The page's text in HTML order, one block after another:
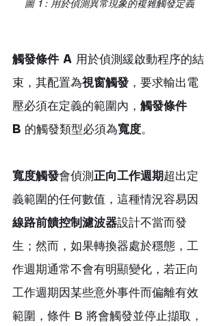
圖 1：用於偵測異常現象的複雜觸發定義
觸發條件 A 用於偵測緩啟動程序的結
束，其配置為視窗觸發 ，要求輸出電
壓必須在定義的範圍內， 觸發條件
B 的觸發類型必須為寬度。
寬度觸發會偵測 正向工作週期超出定
義範圍的任何數值，這種情況容易因
線路前饋控制濾波器設計不當而發
生；然而，如果轉換器處於穩態，工
作週期通常不會有明顯變化，若正向
工作週期因某些意外事件而偏離有效
範圍，條件 B 將會觸發並停止擷取，